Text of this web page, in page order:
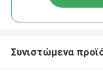
Συνιστώμενα